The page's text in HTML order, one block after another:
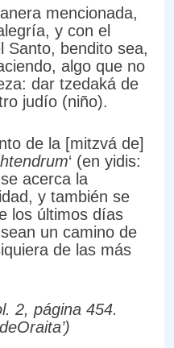
mencionada,
y con el
Santo, bendito sea,
algo que no
dar tzedaká de
judío (niño).
de la [mitzvá de]
‘ (en yidis:
acerca la
y también se
los últimos días
un camino de
de las más
2, página 454.